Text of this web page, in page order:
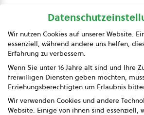
Presse
Impressum
Datenschutz
AGB
Wir nutzen Cookies auf unserer Website.
essenziell, während andere uns helfen,
Erfahrung zu verbessern.
Wenn Sie unter 16 Jahre alt sind und Ihre
freiwilligen Diensten geben möchten,
Erziehungsberechtigten um Erlaubnis
Wir verwenden Cookies und andere
Website. Einige von ihnen sind essenziell,